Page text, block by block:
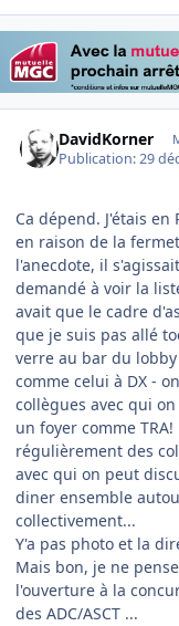
DavidKorner
Publication:29
Ca dépend. J'étais
en raison de la
l'anecdote, il
demandé à voir la
avait que le cadre
que je suis pas allé
verre au bar du lobby
comme celui à DX -
collègues avec qui
un foyer comme
régulièrement des
avec qui on peut
diner ensemble
collectivement...
Y'a pas photo et la
Mais bon, je ne
l'ouverture à la
des ADC/ASCT ...